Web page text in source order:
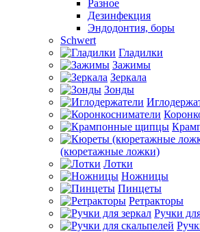
Разное
Дезинфекция
Эндодонтия, боры
Schwert
Гладилки
Зажимы
Зеркала
Зонды
(кюретажные ложки)
Лотки
Ножницы
Пинцеты
Ретракторы
Ручки